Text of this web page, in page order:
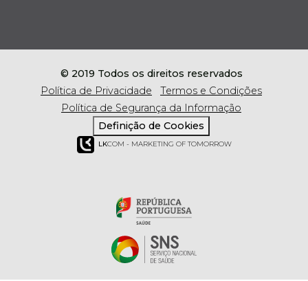
© 2019 Todos os direitos reservados
Política de Privacidade
Termos e Condições
Política de Segurança da Informação
Definição de Cookies
LKCOM - MARKETING OF TOMORROW